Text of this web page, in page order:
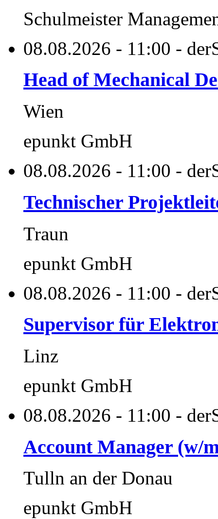
Schulmeister
08.08.2026 - 11:00 -
Head of Mechanical
Wien
epunkt GmbH
08.08.2026 - 11:00 -
Technischer
Traun
epunkt GmbH
08.08.2026 - 11:00 -
Supervisor für
Linz
epunkt GmbH
08.08.2026 - 11:00 -
Account Manager (w/
Tulln an der Donau
epunkt GmbH